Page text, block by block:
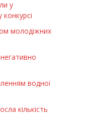
у
молодіжних
водної
кількість